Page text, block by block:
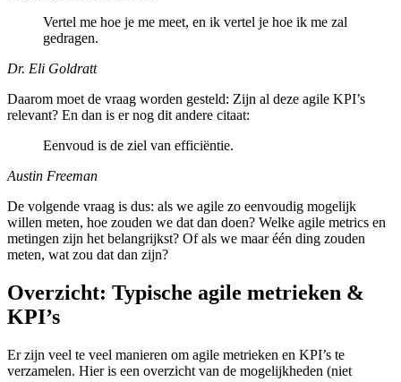
Vertel me hoe je me meet, en ik vertel je hoe ik me zal
gedragen.
Dr. Eli Goldratt
Daarom moet de vraag worden gesteld: Zijn al deze agile KPI’s
relevant? En dan is er nog dit andere citaat:
Eenvoud is de ziel van efficiëntie.
Austin Freeman
De volgende vraag is dus: als we agile zo eenvoudig mogelijk
willen meten, hoe zouden we dat dan doen? Welke agile metrics en
metingen zijn het belangrijkst? Of als we maar één ding zouden
meten, wat zou dat dan zijn?
Overzicht: Typische agile metrieken &
KPI’s
Er zijn veel te veel manieren om agile metrieken en KPI’s te
verzamelen. Hier is een overzicht van de mogelijkheden (niet